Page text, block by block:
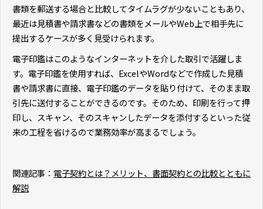
書類を郵送する場合と比較してタイムラグが少ないこともあり、
最近は見積書や請求書などの書類をメールやWeb上で相手先に
提出するケースが多く見受けられます。
電子印鑑はこのようなインターネットを介した取引で活躍しま
す。電子印鑑を使用すれば、ExcelやWordなどで作成した見積
書や請求書に直接、電子印鑑のデータを貼り付けて、そのまま取
引先に送付することができるのです。そのため、印刷を行って押
印し、スキャン、そのスキャンしたデータを添付するといった従
来の工程を省けるので業務効率が高まるでしょう。
関連記事： 電子契約とは？メリット、書面契約との比較とともに
解説